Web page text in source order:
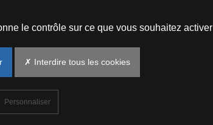
le contrôle sur ce que vous souhaitez activer
✗ Interdire tous les cookies
Personnaliser